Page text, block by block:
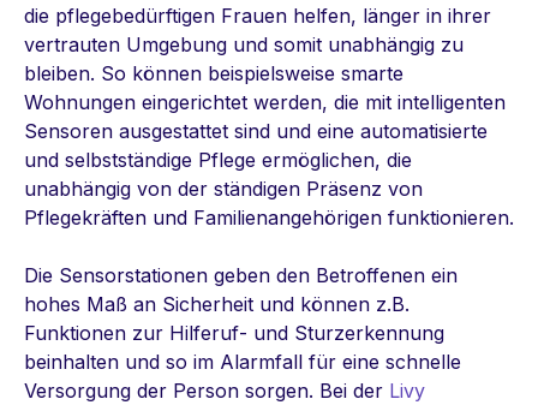
die pflegebedürftigen Frauen helfen, länger in ihrer
vertrauten Umgebung und somit unabhängig zu
bleiben. So können beispielsweise smarte
Wohnungen eingerichtet werden, die mit intelligenten
Sensoren ausgestattet sind und eine automatisierte
und selbstständige Pflege ermöglichen, die
unabhängig von der ständigen Präsenz von
Pflegekräften und Familienangehörigen funktionieren.
Die Sensorstationen geben den Betroffenen ein
hohes Maß an Sicherheit und können z.B.
Funktionen zur Hilferuf- und Sturzerkennung
beinhalten und so im Alarmfall für eine schnelle
Versorgung der Person sorgen. Bei der Livy